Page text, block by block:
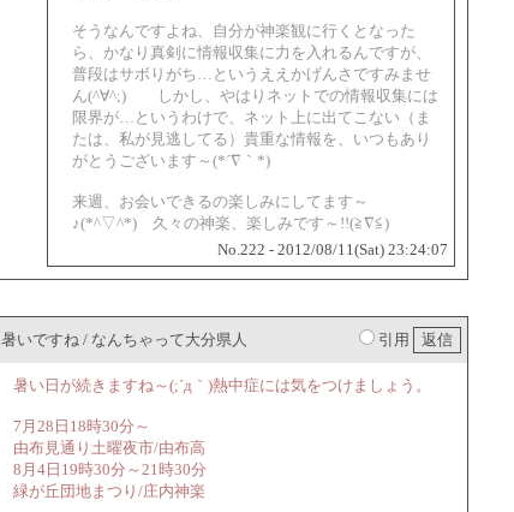
そうなんですよね、自分が神楽観に行くとなった
ら、かなり真剣に情報収集に力を入れるんですが、
普段はサボりがち…というええかげんさですみませ
ん(^∀^;)ゞ しかし、やはりネットでの情報収集には
限界が…というわけで、ネット上に出てこない（ま
たは、私が見逃してる）貴重な情報を、いつもあり
がとうございます～(*´∇｀*)
来週、お会いできるの楽しみにしてます～
♪(*^▽^*) 久々の神楽、楽しみです～!!(≧∇≦)
No.222 - 2012/08/11(Sat) 23:24:07
暑いですね / なんちゃって大分県人 引用
暑い日が続きますね～(;´д｀)熱中症には気をつけましょう。
7月28日18時30分～
由布見通り土曜夜市/由布高
8月4日19時30分～21時30分
緑が丘団地まつり/庄内神楽